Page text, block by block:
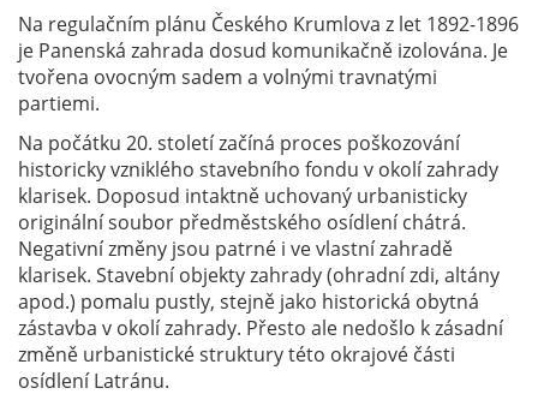
Na regulačním plánu Českého Krumlova z let 1892-1896
je Panenská zahrada dosud komunikačně izolována. Je
tvořena ovocným sadem a volnými travnatými
partiemi.
Na počátku 20. století začíná proces poškozování
historicky vzniklého stavebního fondu v okolí zahrady
klarisek. Doposud intaktně uchovaný urbanisticky
originální soubor předměstského osídlení chátrá.
Negativní změny jsou patrné i ve vlastní zahradě
klarisek. Stavební objekty zahrady (ohradní zdi, altány
apod.) pomalu pustly, stejně jako historická obytná
zástavba v okolí zahrady. Přesto ale nedošlo k zásadní
změně urbanistické struktury této okrajové části
osídlení Latránu.